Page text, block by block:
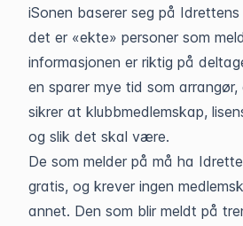
iSonen baserer seg på
det er «ekte» personer som
informasjonen er riktig på
en sparer mye tid som
sikrer at klubbmedlemskap,
og slik det skal være.
De som melder på må ha
gratis, og krever ingen
annet. Den som blir meldt på